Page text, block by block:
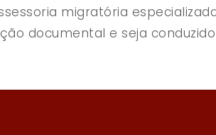
migratória
documental e seja